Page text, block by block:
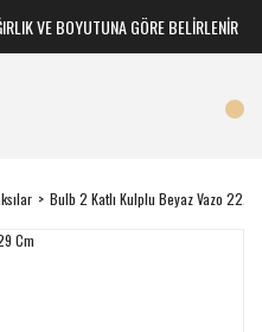
VE BOYUTUNA GÖRE BELİRLENİR
Bulb 2 Katlı Kulplu Beyaz Vazo